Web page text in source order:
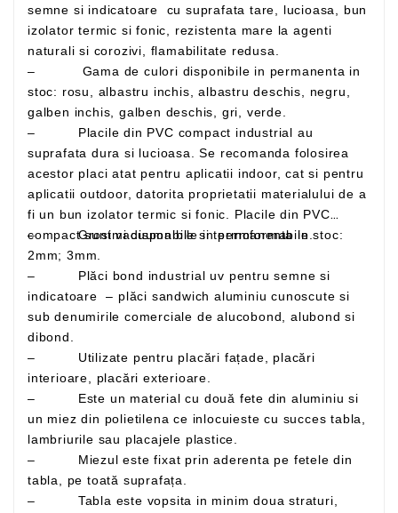
semne si indicatoare cu suprafata tare, lucioasa, bun
izolator termic si fonic, rezistenta mare la agenti
naturali si corozivi, flamabilitate redusa.
– Gama de culori disponibile in permanenta in
stoc: rosu, albastru inchis, albastru deschis, negru,
galben inchis, galben deschis, gri, verde.
– Placile din PVC compact industrial au
suprafata dura si lucioasa. Se recomanda folosirea
acestor placi atat pentru aplicatii indoor, cat si pentru
aplicatii outdoor, datorita proprietatii materialului de a
fi un bun izolator termic si fonic. Placile din PVC
compact sunt vacuumabile si termoformabile.
– Grosimi disponibile in permanenta in stoc:
2mm; 3mm.
– Plăci bond industrial uv pentru semne si
indicatoare – plăci sandwich aluminiu cunoscute si
sub denumirile comerciale de alucobond, alubond si
dibond.
– Utilizate pentru placări fațade, placări
interioare, placări exterioare.
– Este un material cu două fete din aluminiu si
un miez din polietilena ce inlocuieste cu succes tabla,
lambriurile sau placajele plastice.
– Miezul este fixat prin aderenta pe fetele din
tabla, pe toată suprafața.
– Tabla este vopsita in minim doua straturi,